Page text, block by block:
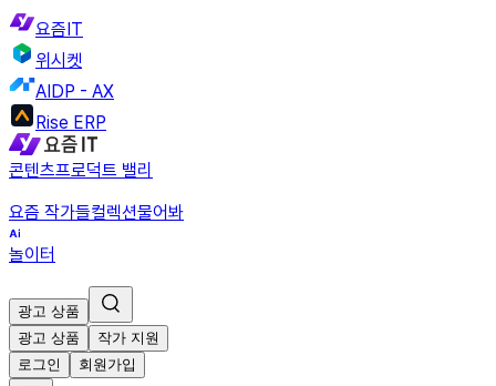
요즘IT
위시켓
AIDP - AX
Rise ERP
콘텐츠프로덕트 밸리
요즘 작가들컬렉션물어봐
놀이터
광고 상품
광고 상품
작가 지원
로그인
회원가입